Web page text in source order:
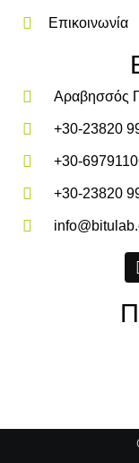
Επικοινωνία
Αραβησσός
+30-23820
+30-
+30-23820